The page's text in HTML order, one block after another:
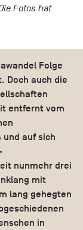
Fotos hat
Folge
Doch auch die
entfernt vom
auf sich
nunmehr drei
mit
lang gehegten
in